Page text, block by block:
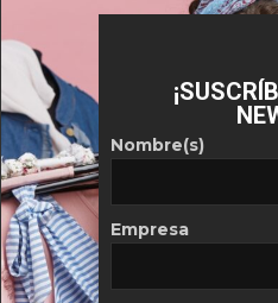
Nombre(s)
Empresa